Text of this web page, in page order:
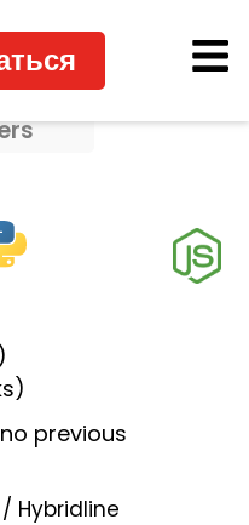
previous
Hybridline